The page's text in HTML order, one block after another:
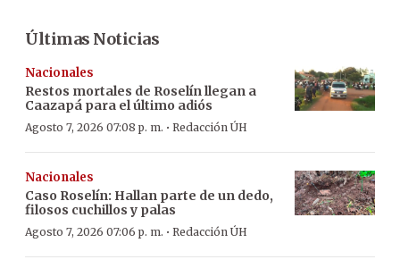
Últimas Noticias
Nacionales
Restos mortales de Roselín llegan a
Caazapá para el último adiós
Agosto 7, 2026 07:08 p. m. · Redacción ÚH
Nacionales
Caso Roselín: Hallan parte de un dedo,
filosos cuchillos y palas
Agosto 7, 2026 07:06 p. m. · Redacción ÚH